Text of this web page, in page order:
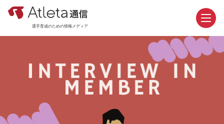
選手育成のための情報メディア
お問い合わせ 資料請求